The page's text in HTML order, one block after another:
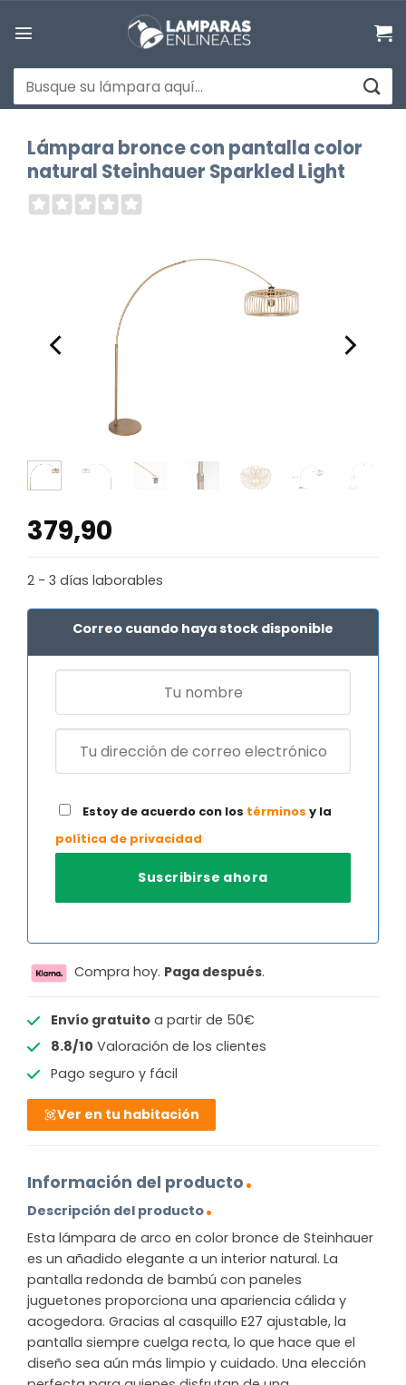
Buscar
por:
Lámpara bronce con pantalla color
natural Steinhauer Sparkled Light
379,90
2 - 3 días laborables
Correo cuando haya stock disponible
Estoy de acuerdo con los términos y la
política de privacidad
Compra hoy. Paga después.
Envío gratuitoa partir de 50€
8.8/10 Valoración de los clientes
Pago seguro y fácil
Ver en tu habitación
Información del producto
Descripción del producto
Esta lámpara de arco en color bronce de Steinhauer
es un añadido elegante a un interior natural. La
pantalla redonda de bambú con paneles
juguetones proporciona una apariencia cálida y
acogedora. Gracias al casquillo E27 ajustable, la
pantalla siempre cuelga recta, lo que hace que el
diseño sea aún más limpio y cuidado. Una elección